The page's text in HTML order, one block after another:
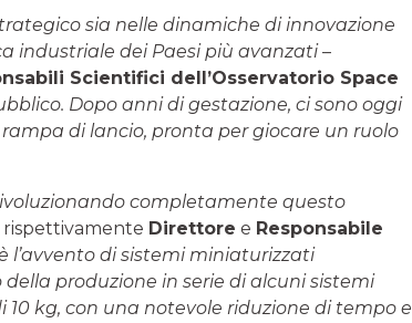
sia nelle dinamiche di innovazione
industriale dei Paesi più avanzati–
Scientifici dell’Osservatorio Space
Dopo anni di gestazione, ci sono oggi
di lancio, pronta per giocare un ruolo
completamente questo
rispettivamente Direttore e Responsabile
l’avvento di sistemi miniaturizzati
produzione in serie di alcuni sistemi
kg, con una notevole riduzione di tempo e